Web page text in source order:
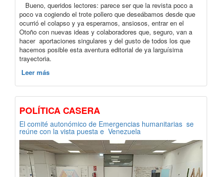
Bueno, queridos lectores: parece ser que la revista poco a
poco va cogiendo el trote pollero que deseábamos desde que
ocurrió el colapso y ya esperamos, ansiosos, entrar en el
Otoño con nuevas ideas y colaboradores que, seguro, van a
hacer aportaciones singulares y del gusto de todos los que
hacemos posible esta aventura editorial de ya larguísima
trayectoria.
Leer más
POLÍTICA CASERA
El comité autonómico de Emergencias humanitarias se
reúne con la vista puesta e Venezuela